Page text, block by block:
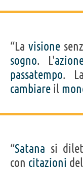
“La visione
sogno. L'
passatempo.
cambiare il
“Satana si
con citazioni